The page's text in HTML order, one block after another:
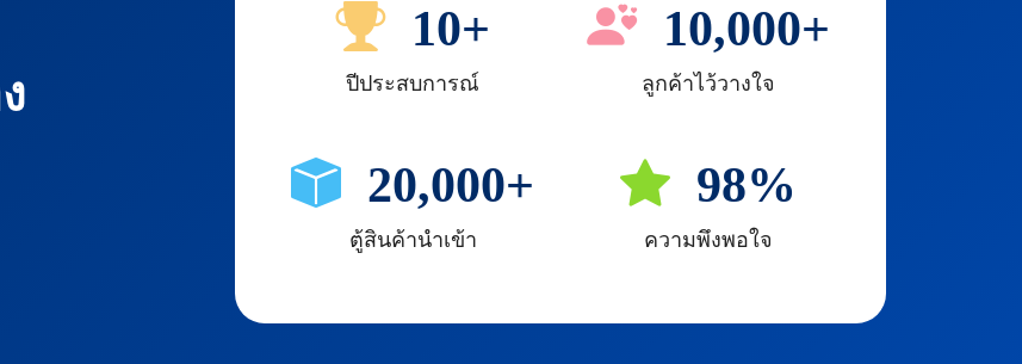
10+
ปีประสบการณ์
10,000+
ลูกค้าไว้วางใจ
20,000+
ตู้สินค้านำเข้า
98%
ความพึงพอใจ